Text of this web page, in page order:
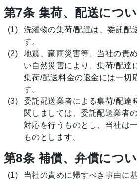
第7条 集荷、配送につ
洗濯物の集荷/配達は、委託配
す。
地震、豪雨災害等、当社の責
い自然災害により、集荷/配達
集荷/配送料金の返金には一切
す。
委託配送業者による集荷/配達
関しましては、委託配送業者
対応を行うものとし、当社は
ものとします。
第8条 補償、弁償につ
当社の責めに帰すべき事由に